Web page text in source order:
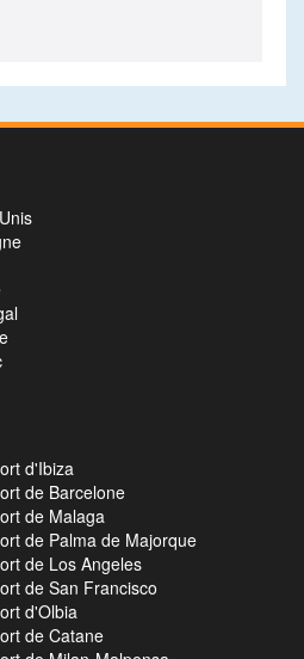
d'Ibiza
de Barcelone
de Malaga
de Palma de Majorque
de Los Angeles
de San Francisco
d'Olbia
de Catane